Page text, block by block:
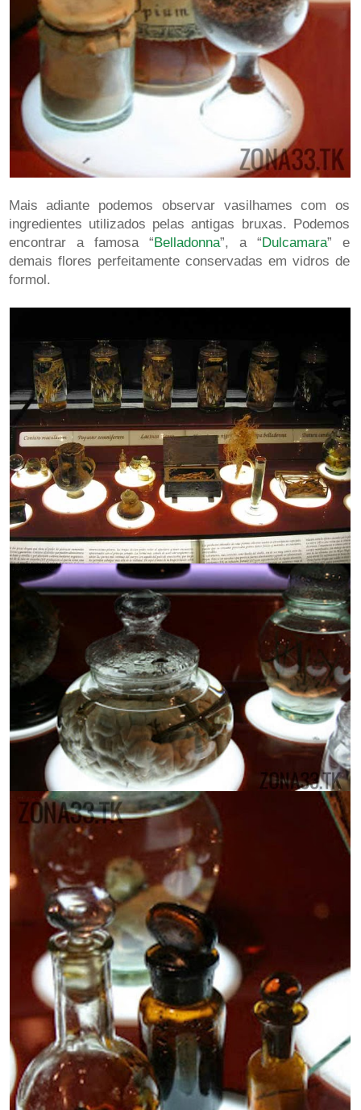
Mais adiante podemos observar vasilhames com os
ingredientes utilizados pelas antigas bruxas. Podemos
encontrar a famosa “Belladonna”, a “Dulcamara” e
demais flores perfeitamente conservadas em vidros de
formol.